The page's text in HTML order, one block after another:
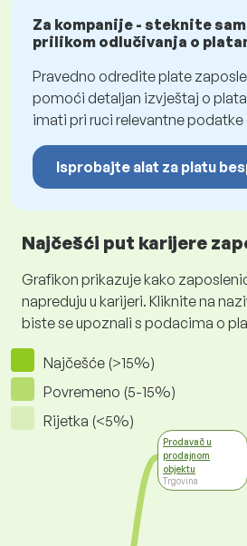
Za kompanije - steknite
prilikom odlučivanja o
Pravedno odredite plate
pomoći detaljan izvještaj o
imati pri ruci relevantne
Isprobajte alat za platu
Najčešći put karijere
Grafikon prikazuje kako
napreduju u karijeri. Kliknite na
biste se upoznali s podacima o
Najčešće (>15%)
Povremeno (5-15%)
Rijetka (<5%)
Prodavač u
prodajnom
objektu
Trgovina